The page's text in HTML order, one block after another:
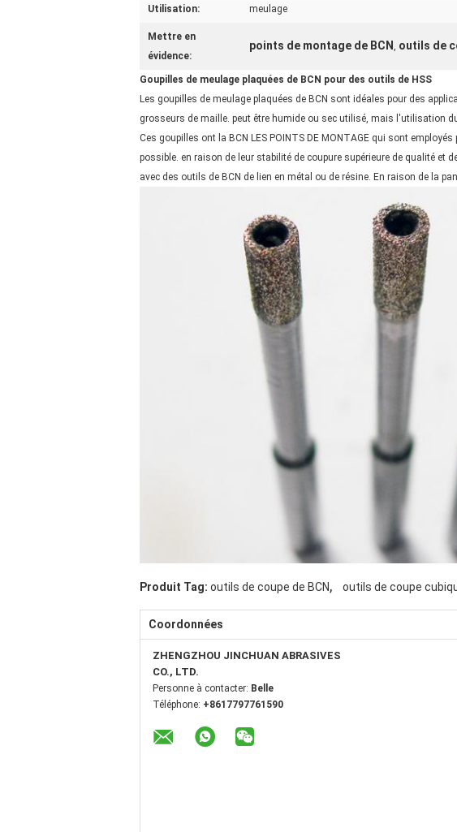
Utilisation: meulage
Mettre en
évidence:
points de montage de BCN , outils de
Goupilles de meulage plaquées de BCN pour des outils de HSS
Les goupilles de meulage plaquées de BCN sont idéales pour des
grosseurs de maille. peut être humide ou sec utilisé, mais l'utilisation
Ces goupilles ont la BCN LES POINTS DE MONTAGE qui sont
possible. en raison de leur stabilité de coupure supérieure de qualité
avec des outils de BCN de lien en métal ou de résine. En raison de la
Produit Tag: outils de coupe de BCN, outils de coupe
Coordonnées
ZHENGZHOU JINCHUAN ABRASIVES
CO., LTD.
Personne à contacter: Belle
Téléphone: +8617797761590